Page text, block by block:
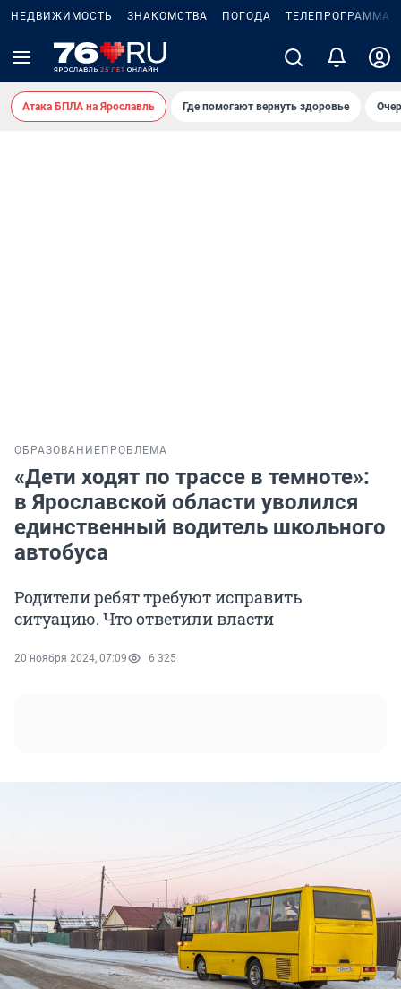
НЕДВИЖИМОСТЬ ЗНАКОМСТВА ПОГОДА ТЕЛЕПРОГРАММА
Атака БПЛА на Ярославль Где помогают вернуть здоровье
ОБРАЗОВАНИЕ ПРОБЛЕМА
«Дети ходят по трассе в темноте»:
в Ярославской области уволился
единственный водитель школьного
автобуса
Родители ребят требуют исправить
ситуацию. Что ответили власти
20 ноября 2024, 07:09 6 325